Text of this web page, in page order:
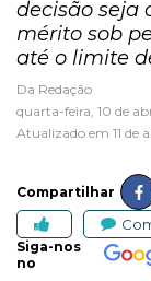
decisão seja
mérito sob
até o limite
Da Redação
quarta-feira, 10 de
Atualizado em 11 de
Compartilhar
Siga-nos
no